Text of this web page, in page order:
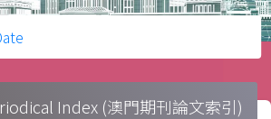
Index (澳門期刊論文索引)